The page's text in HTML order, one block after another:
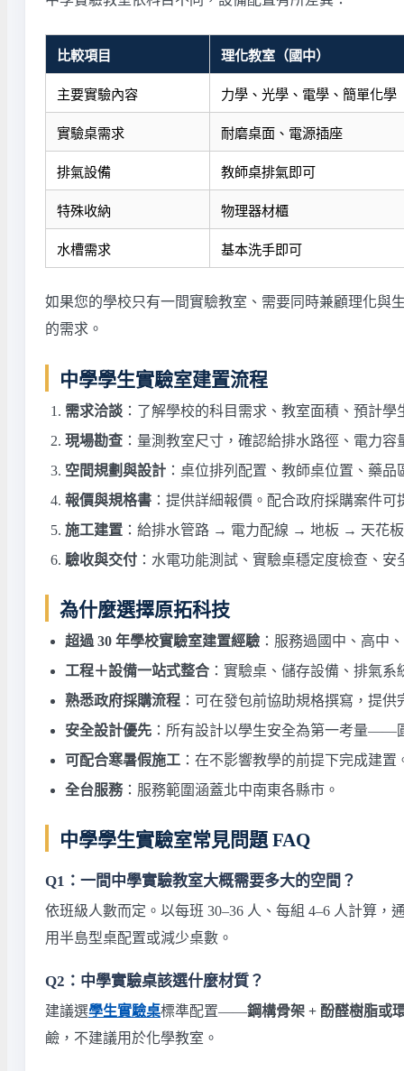
比較項目 理化教室（國中）
主要實驗內容 力學、光學、電學、簡單化學
實驗桌需求 耐磨桌面、電源插座
排氣設備 教師桌排氣即可
特殊收納 物理器材櫃
水槽需求 基本洗手即可
如果您的學校只有一間實驗教室、需要同時兼顧理化與
的需求。
中學學生實驗室建置流程
需求洽談 ：了解學校的科目需求、教室面積、預計
現場勘查 ：量測教室尺寸，確認給排水路徑、電力
空間規劃與設計 ：桌位排列配置、教師桌位置、藥
報價與規格書 ：提供詳細報價。配合政府採購案件
施工建置 ：給排水管路 → 電力配線 → 地板 → 天花
驗收與交付 ：水電功能測試、實驗桌穩定度檢查、
為什麼選擇原拓科技
超過 30 年學校實驗室建置經驗 ：服務過國中、高中
工程＋設備一站式整合 ：實驗桌、儲存設備、排氣
熟悉政府採購流程 ：可在發包前協助規格撰寫，提
安全設計優先 ：所有設計以學生安全為第一考量——
可配合寒暑假施工 ：在不影響教學的前提下完成建置
全台服務：服務範圍涵蓋北中南東各縣市。
中學學生實驗室常見問題 FAQ
Q1：一間中學實驗教室大概需要多大的空間？
依班級人數而定。以每班 30–36 人、每組 4–6 人計算，
用半島型桌配置或減少桌數。
Q2：中學實驗桌該選什麼材質？
建議選學生實驗桌標準配置——鋼構骨架 + 酚醛樹脂或
鹼，不建議用於化學教室。